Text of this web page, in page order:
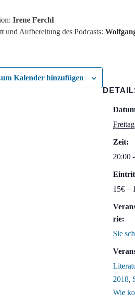
Irene Ferchl
und Aufbereitung des Podcasts:
Kalender hinzufügen
Zeit:
20:00
15€ –
rie:
Sie
2018,
Wie